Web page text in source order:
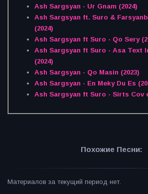
Ash Sargsyan - Ur Gnam (2024)
Ash Sargsyan ft. Suro &
(2024)
Ash Sargsyan ft Suro - Qo Sery
Ash Sargsyan ft Suro - Asa Text
(2024)
Ash Sargsyan - Qo Masin (2023)
Ash Sargsyan - En Meky Du Es
Ash Sargsyan ft Suro - Sirts Cov
Похожие Песни:
Материалов за текущий период нет.